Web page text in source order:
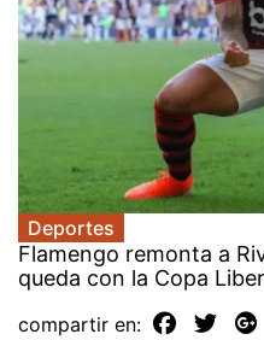
Deportes
Flamengo remonta a
queda con la Copa
compartir en: